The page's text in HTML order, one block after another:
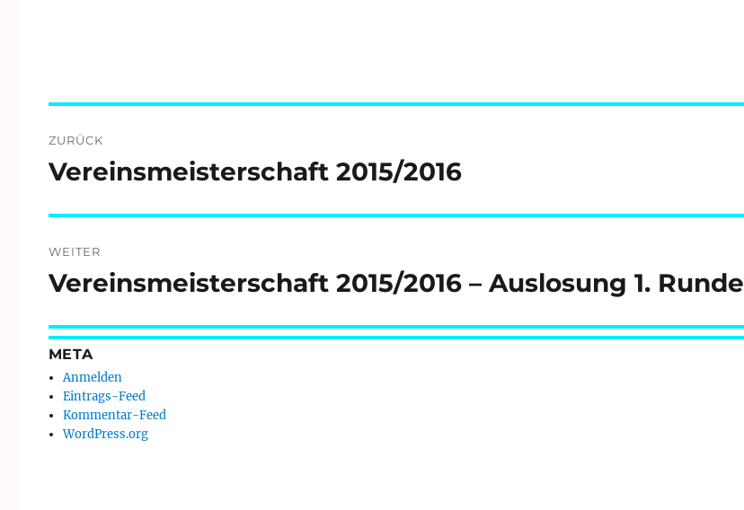
ZURÜCK
Vorheriger
Vereinsmeisterschaft 2015/2016
WEITER
Nächster
Vereinsmeisterschaft 2015/2016 – Auslosung 1. Runde
META
Anmelden
Eintrags-Feed
Kommentar-Feed
WordPress.org